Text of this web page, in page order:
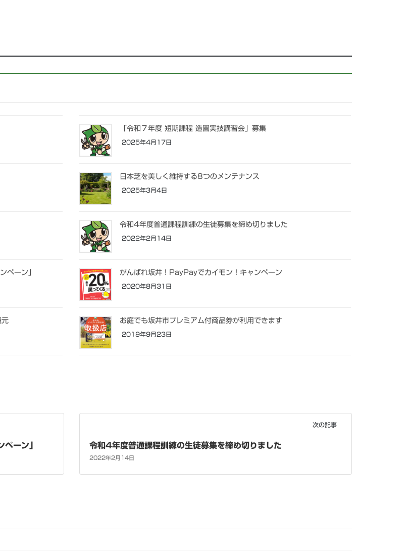
「令和７年度 短期課程 造園実技講習会」募集
2025年4月17日
日本芝を美しく維持する8つのメンテナンス
2025年3月4日
令和4年度普通課程訓練の生徒募集を締め切りました
2022年2月14日
ペーン」 がんばれ坂井！PayPayでカイモン！キャンペーン
2020年8月31日
元 お庭でも坂井市プレミアム付商品券が利用できます
2019年9月23日
ーン」
次の記事
令和4年度普通課程訓練の生徒募集を締め切りました
2022年2月14日